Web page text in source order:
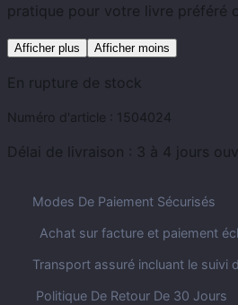
pratique pour votre livre préféré
Afficher plus Afficher moins
En rupture de stock
Numéro d'article : 1504024
Délai de livraison : 3 à 4 jours
Modes De Paiement Sécurisés
Achat sur facture et paiement
Transport assuré incluant le suivi
Politique De Retour De 30 Jours